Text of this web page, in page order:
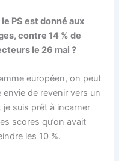
PS est donné aux
contre 14 % de
le 26 mai ?
européen, on peut
de revenir vers un
suis prêt à incarner
scores qu’on avait
les 10 %.